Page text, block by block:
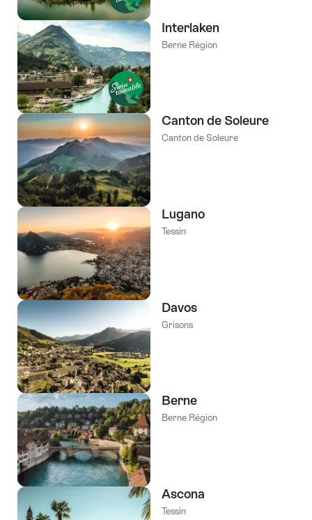
Interlaken
Berne Région
Canton de Soleure
Canton de Soleure
Lugano
Tessin
Davos
Grisons
Berne
Berne Région
Ascona
Tessin